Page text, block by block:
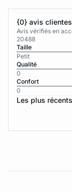
{0} avis clientes
Avis vérifiés en
20488
Taille
Petit
Qualité
0
Confort
0
Les plus récents